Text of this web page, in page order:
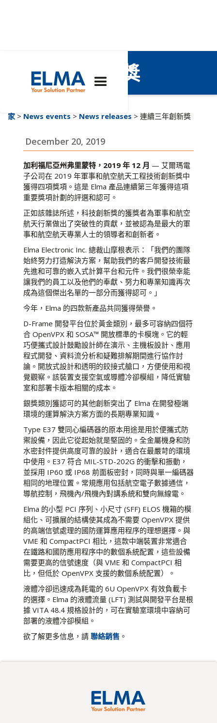
連續三年創新獎
家 > News events > News releases > 連續三年創新獎
December 20, 2019
加利福尼亞州弗里蒙特，2019 年 12 月 — 艾爾瑪電
子公司在 2019 年軍事和航空航天工程技術創新獎中
獲得四項獎項。這是 Elma 產品連續第三年獲得這項
重要獎項計劃的評選和認可。
正如該雜誌所述，科技創新獎的獲獎者為軍事和航空
航天行業做出了突破性的貢獻，並被認為是最大的軍
事和航空航天專業人士的領導者和創新者。
Elma Electronic Inc. 總裁山摩根表示：「我們的團隊
始終努力打造解決方案，幫助我們的客戶開發技術最
先進和可靠的嵌入式計算平台和元件。我們很榮幸能
讓我們的員工以及他們的奉獻、努力和專業知識再次
成為這個傑出名單的一部分而獲得認可。」
今年，Elma 的四款新產品共同獲得榮譽。
D-Frame 開發平台位於黃金類別，最多可容納四個符
合 OpenVPX 和 SOSA™ 開放標準的卡模塊。它的輕
巧便攜式設計鼓勵設計師在演示、主機板設計、應用
程式開發、資料流分析和疑難排解期間進行協作討
論。開放式設計和透明的鉸接式艙口，方便使用和視
覺觀察。該裝置支援空氣或導體冷卻模組，降低實驗
室和部署卡版本相關的成本。
銀獎類別獲認可的其他創新突出了 Elma 在開發極端
環境的運算解決方案方面的長期專業知識。
Type E37 雙同心編碼器的原本用途是用於便攜式防
禦設備，因此它從起始就是堅固的。全金屬機身和防
水密封件提供高度可靠的設計，適合在最嚴苛的環境
中使用。E37 符合 MIL-STD-202G 的衝擊和振動，
並採用 IP60 或 IP68 前面板密封，同時與單一編碼器
相同的地理位置。常規應用包括航空電子數據通信，
導航控制，飛機內/飛機內對講系統和雙向無線電。
Elma 的小型 PCI 序列、小尺寸 (SFF) ELOS 機箱的模
組化、可擴展的結構使其成為不需要 OpenVPX 提供
的高端信號處理的國防運算應用程序的理想選擇。與
VME 和 CompactPCI 相比，這款中端裝置非常適合
在鐵路和國防應用程序中的數個系統配置，這些設備
需要更高的信號速度（與 VME 和 CompactPCI 相
比，但低於 OpenVPX 支援的數個系統配置）。
液體冷卻迅速成為耗電的 6U OpenVPX 有效負載卡
的選擇。Elma 的液體流量 (LFT) 測試與開發平台是根
據 VITA 48.4 規格設計的，可在實驗室環境中容納可
部署的液體冷卻模組。
欲了解更多信息，請 聯絡銷售 。